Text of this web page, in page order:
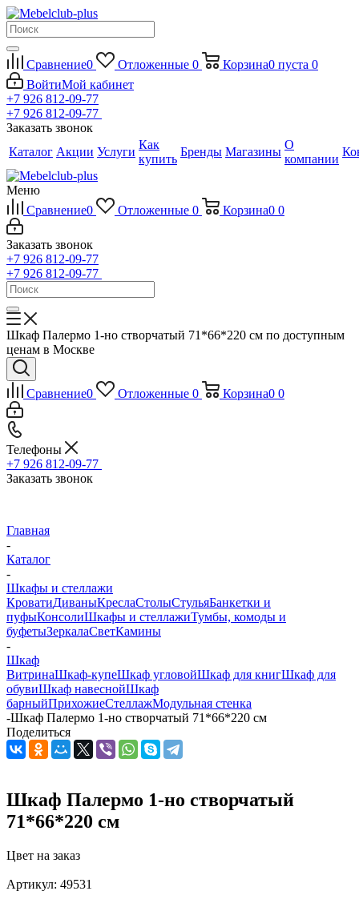
Сравнение0 Отложенные 0 Корзина0 пуста 0
ВойтиМой кабинет
+7 926 812-09-77
+7 926 812-09-77
Заказать звонок
Каталог Акции Услуги
Как
купить
Бренды Магазины
О
компании
Меню
Сравнение0 Отложенные 0 Корзина0 0
Заказать звонок
+7 926 812-09-77
+7 926 812-09-77
Шкаф Палермо 1-но створчатый 71*66*220 см по доступным
ценам в Москве
Сравнение0 Отложенные 0 Корзина0 0
Телефоны
+7 926 812-09-77
Заказать звонок
Главная
-
Каталог
-
Шкафы и стеллажи
КроватиДиваныКреслаСтолыСтульяБанкетки и
пуфыКонсолиШкафы и стеллажиТумбы, комоды и
буфетыЗеркалаСветКамины
-
Шкаф
ВитринаШкаф-купеШкаф угловойШкаф для книгШкаф для
обувиШкаф навеснойШкаф
барныйПрихожиеСтеллажМодульная стенка
-Шкаф Палермо 1-но створчатый 71*66*220 см
Поделиться
Шкаф Палермо 1-но створчатый
71*66*220 см
Цвет на заказ
Артикул: 49531